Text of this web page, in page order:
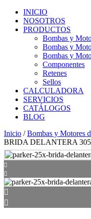
INICIO
NOSOTROS
PRODUCTOS
Bombas y
Bombas y
Bombas y
Componentes
Retenes
Sellos
CALCULADORA
SERVICIOS
CATÁLOGOS
BLOG
Inicio /Bombas y Motores
BRIDA DELANTERA 305